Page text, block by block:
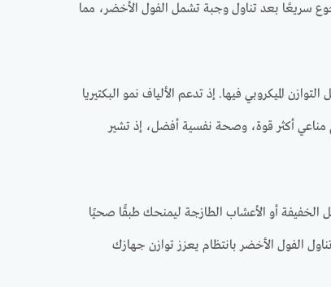
سريعًا بعد تناول وجبة تشمل الفول الأخضر، مما
الميكروبي فيها. إذ تدعم الألياف نمو البكتيريا
مناعي أكثر قوة، وصحة نفسية أفضل، إذ تشير
أو الأعشاب الطازجة ليمنحك طبقًا صحيًا
الفول الأخضر بانتظام يعزز توازن جهازك